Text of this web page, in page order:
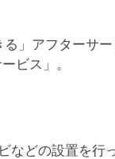
」アフターサー
ビス」。
などの設置を行